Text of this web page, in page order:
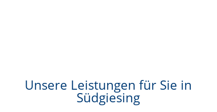
Unsere Leistungen für Sie in
Südgiesing